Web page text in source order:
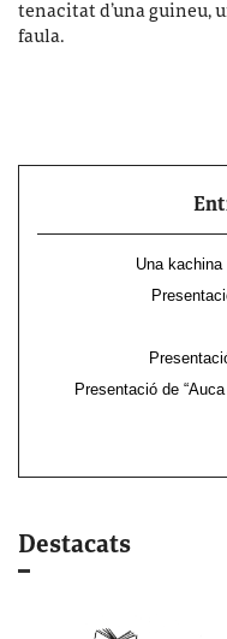
tenacitat d’una guineu,
faula.
Una
Presentació de
Destacats